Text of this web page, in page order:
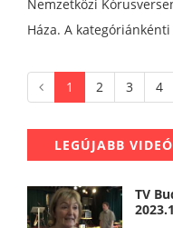
Nemzetközi
Háza. A
1 2 3 4
LEGÚJABB
TV